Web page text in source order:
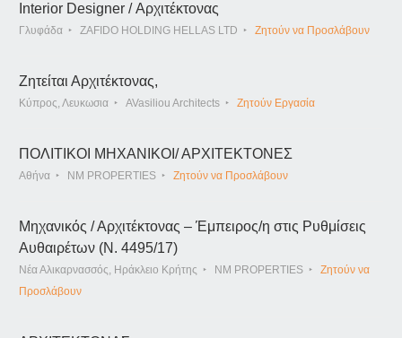
Interior Designer / Αρχιτέκτονας
Γλυφάδα ZAFIDO HOLDING HELLAS LTD Ζητούν να Προσλάβουν
Ζητείται Αρχιτέκτονας,
Κύπρος, Λευκωσια AVasiliou Architects Ζητούν Εργασία
ΠΟΛΙΤΙΚΟΙ ΜΗΧΑΝΙΚΟΙ/ ΑΡΧΙΤΕΚΤΟΝΕΣ
Αθήνα NM PROPERTIES Ζητούν να Προσλάβουν
Μηχανικός / Αρχιτέκτονας – Έμπειρος/η στις Ρυθμίσεις
Αυθαιρέτων (Ν. 4495/17)
Νέα Αλικαρνασσός, Ηράκλειο Κρήτης NM PROPERTIES
Ζητούν να
Προσλάβουν